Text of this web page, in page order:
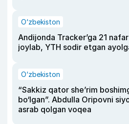
O‘zbekiston
Andijonda Tracker’ga 21
joylab, YTH sodir etgan
O‘zbekiston
“Sakkiz qator she’rim
bo‘lgan”. Abdulla Oripovni
asrab qolgan voqea